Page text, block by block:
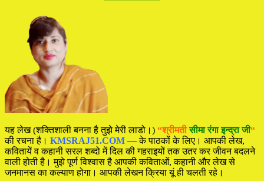
यह लेख (शक्तिशाली बनना है तुझे मेरी लाडो।) “श्रीमतीसीमा रंगा इन्द्रा जी“
की रचना है। KMSRAJ51.COM — के पाठकों के लिए। आपकी लेख,
कवितायें व कहानी सरल शब्दो में दिल की गहराइयों तक उतर कर जीवन बदलने
वाली होती है। मुझे पूर्ण विश्वास है आपकी कविताओं, कहानी और लेख से
जनमानस का कल्याण होगा। आपकी लेखन क्रिया यूं ही चलती रहे।